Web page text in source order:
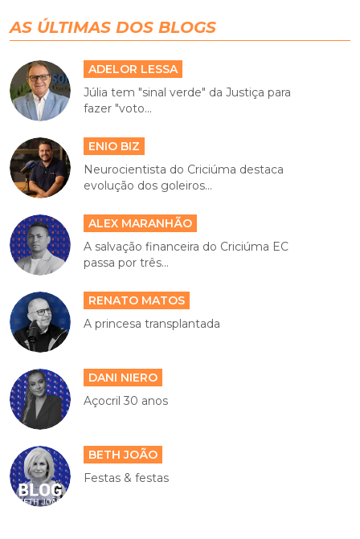
AS ÚLTIMAS DOS BLOGS
ADELOR LESSA
Júlia tem "sinal verde" da Justiça para
fazer "voto...
ENIO BIZ
Neurocientista do Criciúma destaca
evolução dos goleiros...
ALEX MARANHÃO
A salvação financeira do Criciúma EC
passa por três...
RENATO MATOS
A princesa transplantada
DANI NIERO
Açocril 30 anos
BETH JOÃO
Festas & festas